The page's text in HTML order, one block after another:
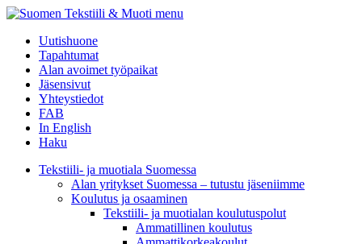
menu
Uutishuone
Tapahtumat
Alan avoimet työpaikat
Jäsensivut
Yhteystiedot
FAB
In English
Haku
Tekstiili- ja muotiala Suomessa
Alan yritykset Suomessa – tutustu jäseniimme
Koulutus ja osaaminen
Tekstiili- ja muotialan koulutuspolut
Ammatillinen koulutus